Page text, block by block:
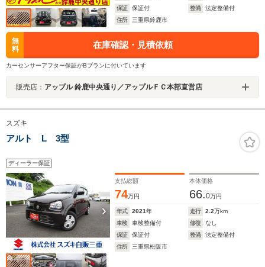
保証
保証付 整備
法定整備付
住所
三重県鈴鹿市
無
料
在庫確認・見積依頼
カーセンサーアフター保証がBプランに付いています
販売店： アップル 鈴鹿中央通り／アップルＦＣ本部直営店
スズキ
アルト L 3型
ディーラー保証
支払総額
74万円
本体価格
66.0万円
年式 2021年 走行 2.2万km
車検
車検整備付 修復
なし
保証
保証付 整備
法定整備付
住所
三重県松阪市